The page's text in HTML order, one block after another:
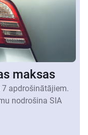
maksas
apdrošinātājiem.
nodrošina SIA